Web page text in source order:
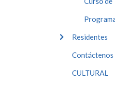
Residentes
Contáctenos
CULTURAL